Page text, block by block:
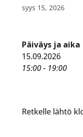
syys 15, 2026
Päiväys ja aika
15.09.2026
15:00 - 19:00
Retkelle lähtö